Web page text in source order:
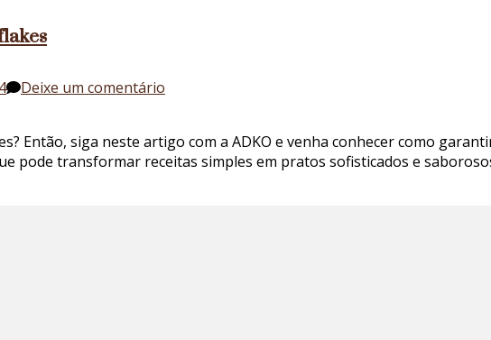
Deixe um comentário
melhores
receitas
Então, siga neste artigo com a ADKO e venha conhecer como
pode transformar receitas simples em pratos sofisticados e